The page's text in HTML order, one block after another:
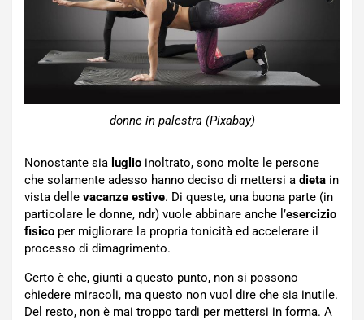
donne in palestra (Pixabay)
Nonostante sia luglio inoltrato, sono molte le persone
che solamente adesso hanno deciso di mettersi a dieta in
vista delle vacanze estive. Di queste, una buona parte (in
particolare le donne, ndr) vuole abbinare anche l’esercizio
fisico per migliorare la propria tonicità ed accelerare il
processo di dimagrimento.
Certo è che, giunti a questo punto, non si possono
chiedere miracoli, ma questo non vuol dire che sia inutile.
Del resto, non è mai troppo tardi per mettersi in forma. A